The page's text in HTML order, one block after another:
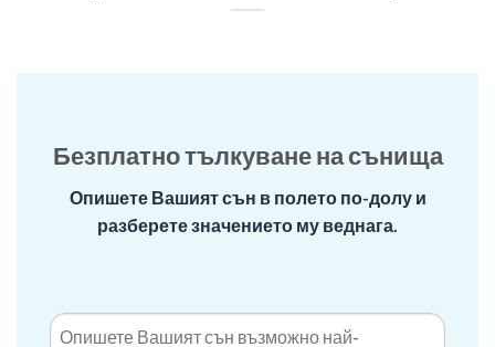
Безплатно тълкуване на сънища
Опишете Вашият сън в полето по-долу и
разберете значението му веднага.